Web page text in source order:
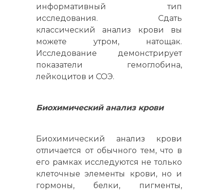
информативный тип
исследования. Сдать
классический анализ крови вы
можете утром, натощак.
Исследование демонстрирует
показатели гемоглобина,
лейкоцитов и СОЭ.
Биохимический анализ крови
Биохимический анализ крови
отличается от обычного тем, что в
его рамках исследуются не только
клеточные элементы крови, но и
гормоны, белки, пигменты,